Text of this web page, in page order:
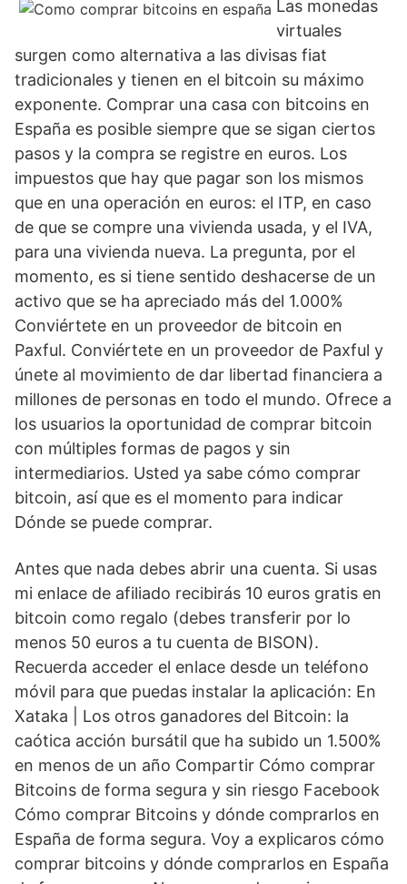
Las monedas
virtuales
surgen como alternativa a las divisas fiat
tradicionales y tienen en el bitcoin su máximo
exponente. Comprar una casa con bitcoins en
España es posible siempre que se sigan ciertos
pasos y la compra se registre en euros. Los
impuestos que hay que pagar son los mismos
que en una operación en euros: el ITP, en caso
de que se compre una vivienda usada, y el IVA,
para una vivienda nueva. La pregunta, por el
momento, es si tiene sentido deshacerse de un
activo que se ha apreciado más del 1.000%
Conviértete en un proveedor de bitcoin en
Paxful. Conviértete en un proveedor de Paxful y
únete al movimiento de dar libertad financiera a
millones de personas en todo el mundo. Ofrece a
los usuarios la oportunidad de comprar bitcoin
con múltiples formas de pagos y sin
intermediarios. Usted ya sabe cómo comprar
bitcoin, así que es el momento para indicar
Dónde se puede comprar.
Antes que nada debes abrir una cuenta. Si usas
mi enlace de afiliado recibirás 10 euros gratis en
bitcoin como regalo (debes transferir por lo
menos 50 euros a tu cuenta de BISON).
Recuerda acceder el enlace desde un teléfono
móvil para que puedas instalar la aplicación: En
Xataka | Los otros ganadores del Bitcoin: la
caótica acción bursátil que ha subido un 1.500%
en menos de un año Compartir Cómo comprar
Bitcoins de forma segura y sin riesgo Facebook
Cómo comprar Bitcoins y dónde comprarlos en
España de forma segura. Voy a explicaros cómo
comprar bitcoins y dónde comprarlos en España